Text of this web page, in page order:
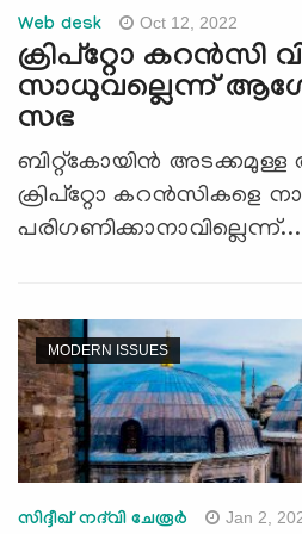
Web desk Oct 12, 2022
ക്രിപ്റ്റോ കറൻസി
സാധുവല്ലെന്ന്
സഭ
ബിറ്റ്‌കോയിന്‍
ക്രിപ്റ്റോ കറൻസികളെ
പരിഗണിക്കാനാവില്ലെന്ന്...
MODERN ISSUES
സിദ്ദീഖ് നദ്‌വി ചേരൂര്‍ Jan 2,